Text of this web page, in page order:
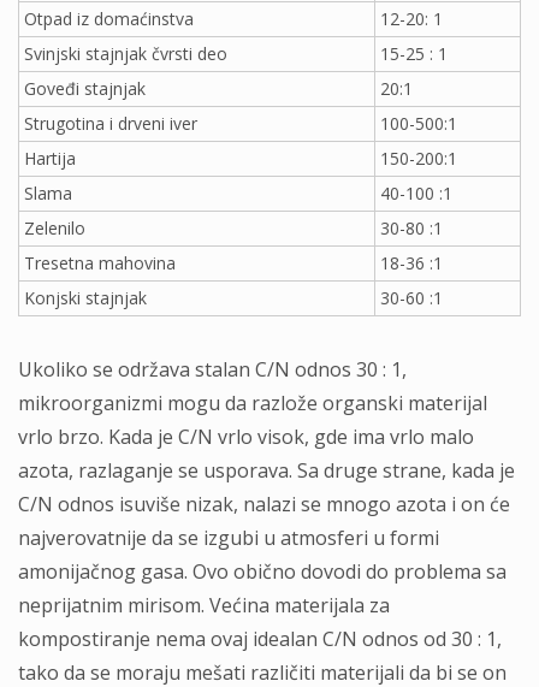
Otpad iz domaćinstva
12-20: 1
Svinjski stajnjak čvrsti deo
15-25 : 1
Goveđi stajnjak
20:1
Strugotina i drveni iver
100-500:1
Hartija
150-200:1
Slama
40-100 :1
Zelenilo
30-80 :1
Tresetna mahovina
18-36 :1
Konjski stajnjak
30-60 :1
Ukoliko se održava stalan C/N odnos 30 : 1,
mikroorganizmi mogu da razlože organski materijal
vrlo brzo. Kada je C/N vrlo visok, gde ima vrlo malo
azota, razlaganje se usporava. Sa druge strane, kada je
C/N odnos isuviše nizak, nalazi se mnogo azota i on će
najverovatnije da se izgubi u atmosferi u formi
amonijačnog gasa. Ovo obično dovodi do problema sa
neprijatnim mirisom. Većina materijala za
kompostiranje nema ovaj idealan C/N odnos od 30 : 1,
tako da se moraju mešati različiti materijali da bi se on